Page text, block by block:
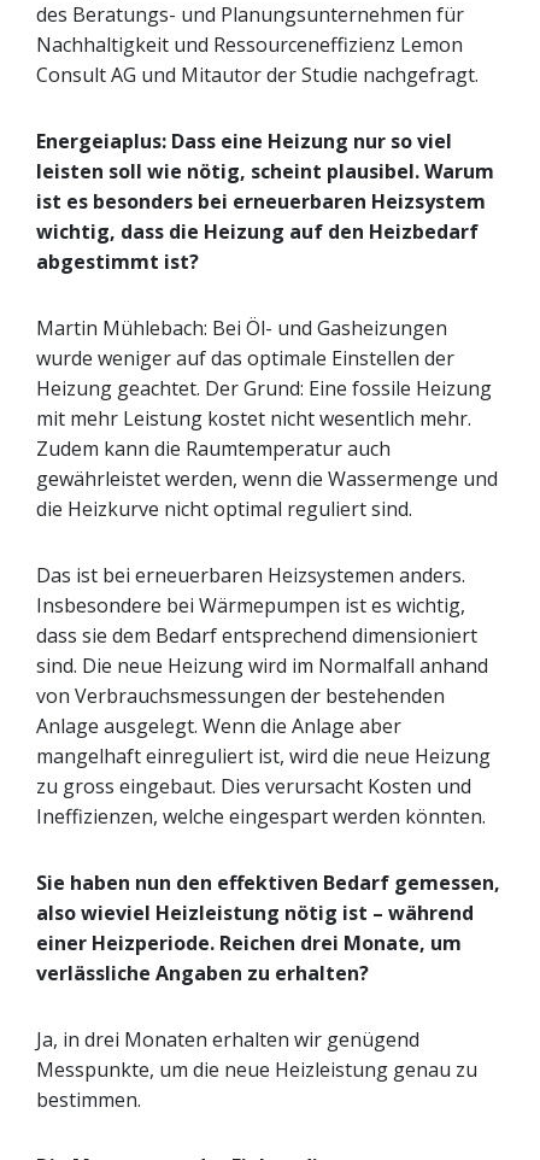
des Beratungs- und Planungsunternehmen für
Nachhaltigkeit und Ressourceneffizienz Lemon
Consult AG und Mitautor der Studie nachgefragt.
Energeiaplus: Dass eine Heizung nur so viel
leisten soll wie nötig, scheint plausibel. Warum
ist es besonders bei erneuerbaren Heizsystem
wichtig, dass die Heizung auf den Heizbedarf
abgestimmt ist?
Martin Mühlebach: Bei Öl- und Gasheizungen
wurde weniger auf das optimale Einstellen der
Heizung geachtet. Der Grund: Eine fossile Heizung
mit mehr Leistung kostet nicht wesentlich mehr.
Zudem kann die Raumtemperatur auch
gewährleistet werden, wenn die Wassermenge und
die Heizkurve nicht optimal reguliert sind.
Das ist bei erneuerbaren Heizsystemen anders.
Insbesondere bei Wärmepumpen ist es wichtig,
dass sie dem Bedarf entsprechend dimensioniert
sind. Die neue Heizung wird im Normalfall anhand
von Verbrauchsmessungen der bestehenden
Anlage ausgelegt. Wenn die Anlage aber
mangelhaft einreguliert ist, wird die neue Heizung
zu gross eingebaut. Dies verursacht Kosten und
Ineffizienzen, welche eingespart werden könnten.
Sie haben nun den effektiven Bedarf gemessen,
also wieviel Heizleistung nötig ist – während
einer Heizperiode. Reichen drei Monate, um
verlässliche Angaben zu erhalten?
Ja, in drei Monaten erhalten wir genügend
Messpunkte, um die neue Heizleistung genau zu
bestimmen.